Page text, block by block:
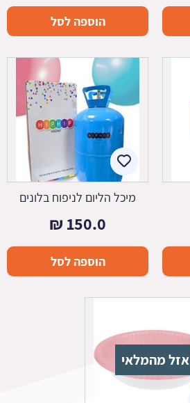
הוספה לסל
מיכל הליום לניפוח בלונים
150.0
₪
הוספה לסל
אזל מהמלאי